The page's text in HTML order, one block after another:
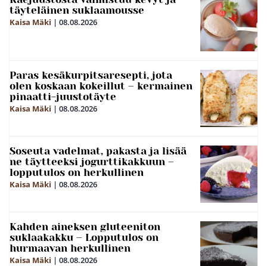
täyteläinen suklaamousse
Kaisa Mäki | 08.08.2026
Paras kesäkurpitsaresepti, jota
olen koskaan kokeillut – kermainen
pinaatti-juustotäyte
Kaisa Mäki | 08.08.2026
Soseuta vadelmat, pakasta ja lisää
ne täytteeksi jogurttikakkuun –
lopputulos on herkullinen
Kaisa Mäki | 08.08.2026
Kahden aineksen gluteeniton
suklaakakku – Lopputulos on
hurmaavan herkullinen
Kaisa Mäki | 08.08.2026